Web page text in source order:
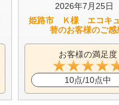
2026年7月25日
姫路市 Ｋ様 エコキ
替のお客様のご感
お客様の満足度
10点/10点中